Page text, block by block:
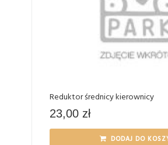
Reduktor średnicy kierownicy
23,00 zł
DODAJ DO